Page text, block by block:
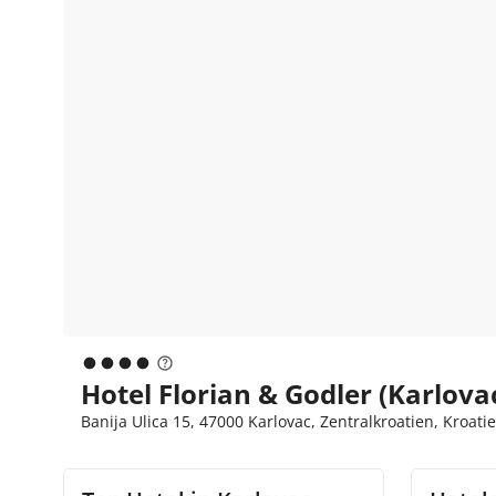
Hotel Florian & Godler
Banija Ulica 15, 47000 Karlovac, Zentralkroatien,